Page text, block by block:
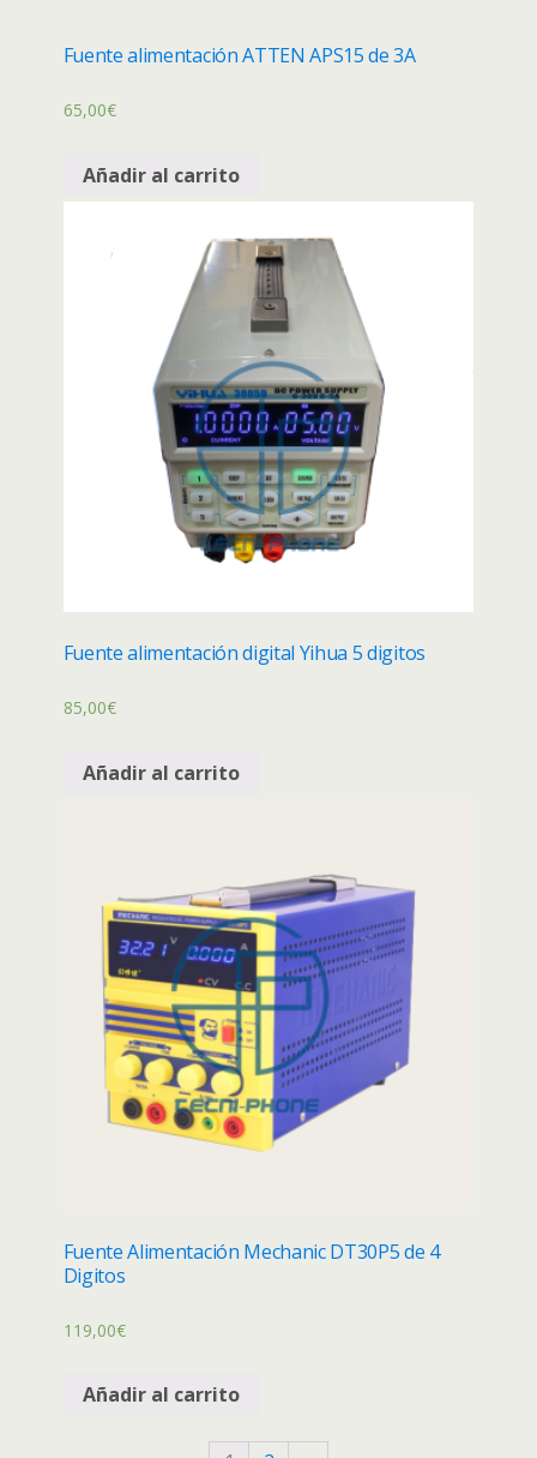
Fuente alimentación ATTEN APS15 de 3A
65,00€
Añadir al carrito
Fuente alimentación digital Yihua 5 digitos
85,00€
Añadir al carrito
Fuente Alimentación Mechanic DT30P5 de 4
Digitos
119,00€
Añadir al carrito